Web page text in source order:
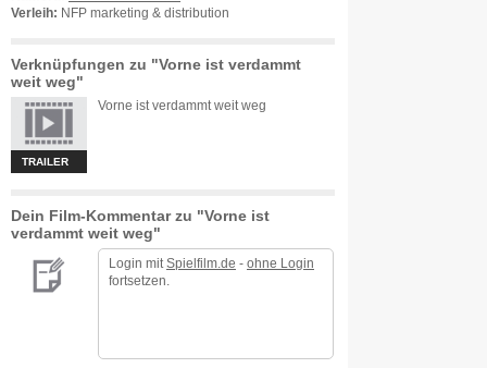
Verleih: NFP marketing & distribution
Verknüpfungen zu "Vorne ist verdammt
weit weg"
TRAILER
Vorne ist verdammt weit weg
Dein Film-Kommentar zu "Vorne ist
verdammt weit weg"
Login mit Spielfilm.de - ohne Login
fortsetzen.